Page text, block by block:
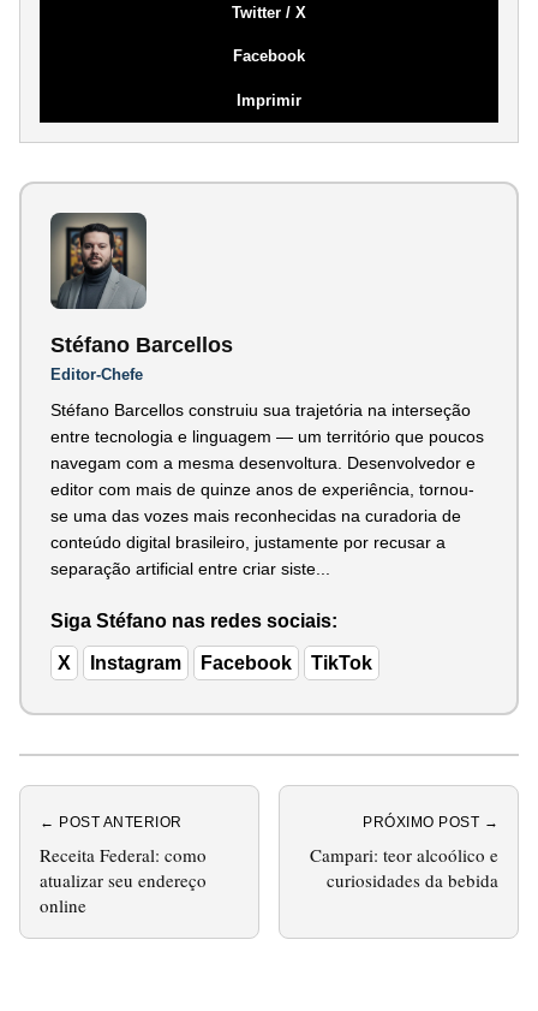
Twitter / X
Facebook
Imprimir
Stéfano Barcellos
Editor-Chefe
Stéfano Barcellos construiu sua trajetória na interseção
entre tecnologia e linguagem — um território que poucos
navegam com a mesma desenvoltura. Desenvolvedor e
editor com mais de quinze anos de experiência, tornou-
se uma das vozes mais reconhecidas na curadoria de
conteúdo digital brasileiro, justamente por recusar a
separação artificial entre criar siste...
Siga Stéfano nas redes sociais:
X Instagram Facebook TikTok
← POST ANTERIOR
Receita Federal: como
atualizar seu endereço
online
PRÓXIMO POST →
Campari: teor alcoólico e
curiosidades da bebida